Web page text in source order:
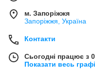
м. Запоріжжя
Запоріжжя, Україна
Контакти
Сьогодні працює з
Показати весь